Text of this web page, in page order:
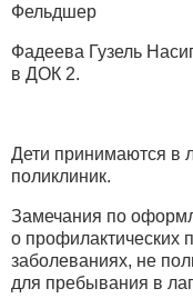
Фельдшер
Фадеева Гузель
в ДОК 2.
Дети принимаются в
поликлиник.
Замечания по
о профилактических
заболеваниях, не
для пребывания в